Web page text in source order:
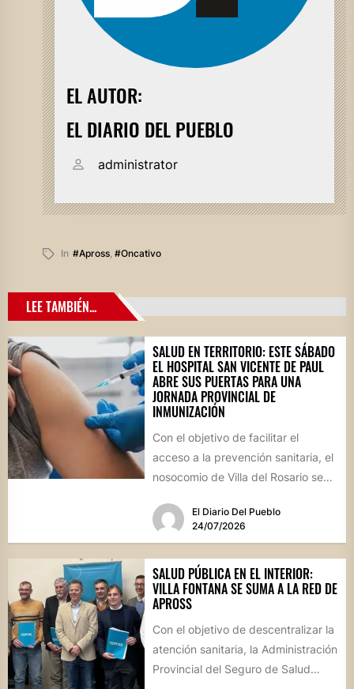
EL AUTOR:
EL DIARIO DEL PUEBLO
administrator
In #apross, #oncativo
LEE TAMBIÉN...
SALUD EN TERRITORIO: ESTE SÁBADO
EL HOSPITAL SAN VICENTE DE PAUL
ABRE SUS PUERTAS PARA UNA
JORNADA PROVINCIAL DE
INMUNIZACIÓN
Con el objetivo de facilitar el
acceso a la prevención sanitaria, el
nosocomio de Villa del Rosario se
El Diario Del Pueblo
24/07/2026
SALUD PÚBLICA EN EL INTERIOR:
VILLA FONTANA SE SUMA A LA RED DE
APROSS
Con el objetivo de descentralizar la
atención sanitaria, la Administración
Provincial del Seguro de Salud